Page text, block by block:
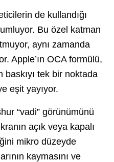
de kullandığı
Bu özel katman
aynı zamanda
Apple’ın OCA formülü,
baskıyı tek bir noktada
eşit yayıyor.
“vadi” görünümünü
açık veya kapalı
mikro düzeyde
kaymasını ve